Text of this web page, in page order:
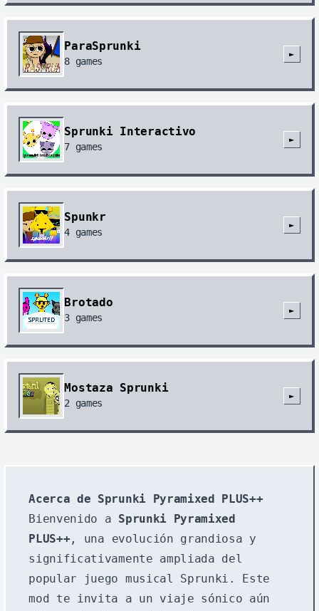
ParaSprunki
8 games
►
Sprunki Interactivo
7 games
►
Spunkr
4 games
►
Brotado
3 games
►
Mostaza Sprunki
2 games
►
Acerca de Sprunki Pyramixed PLUS++
Bienvenido a Sprunki Pyramixed
PLUS++ , una evolución grandiosa y
significativamente ampliada del
popular juego musical Sprunki. Este
mod te invita a un viaje sónico aún